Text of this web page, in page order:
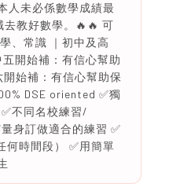
人未必係數學成績最
教好數學。🔥🔥 可
、常識 ｜初中及高
開始補：有信心幫助
始補：有信心幫助保
DSE oriented ✅獨
不同名校練習/
身訂做適合的練習 ✅
時間段） ✅用簡單